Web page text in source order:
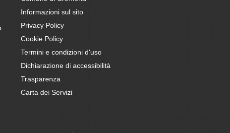
Informazioni sul sito
Privacy Policy
Cookie Policy
Termini e condizioni d'uso
Dichiarazione di accessibilità
Trasparenza
Carta dei Servizi